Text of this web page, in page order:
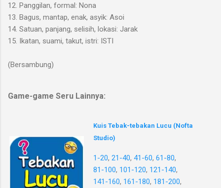
12. Panggilan, formal: Nona
13. Bagus, mantap, enak, asyik: Asoi
14. Satuan, panjang, selisih, lokasi: Jarak
15. Ikatan, suami, takut, istri: ISTI
(Bersambung)
Game-game Seru Lainnya:
Kuis Tebak-tebakan Lucu (Nofta
Studio)
1-20, 21-40, 41-60, 61-80,
81-100, 101-120, 121-140,
141-160, 161-180, 181-200,